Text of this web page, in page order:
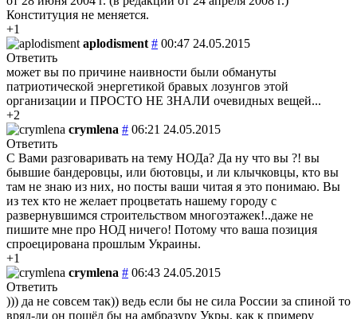
Конституция не меняется.
+1
aplodisment # 00:47 24.05.2015
Ответить
может вы по причине наивности были обмануты
патриотической энергетикой бравых лозунгов этой
организации и ПРОСТО НЕ ЗНАЛИ очевидных вещей...
+2
crymlena # 06:21 24.05.2015
Ответить
С Вами разговаривать на тему НОДа? Да ну что вы ?! вы
бывшие бандеровцы, или бютовцы, и ли клычковцы, кто вы
там не знаю из них, но посты ваши читая я это понимаю. Вы
из тех кто не желает процветать нашему городу с
развернувшимся строительством многоэтажек!..даже не
пишите мне про НОД ничего! Потому что ваша позиция
спроецирована прошлым Украины.
+1
crymlena # 06:43 24.05.2015
Ответить
))) да не совсем так)) ведь если бы не сила России за спиной то
вряд-ли он пошёл бы на амбразуру Укры, как к примеру